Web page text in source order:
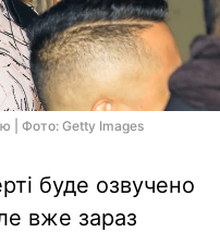
| Фото: Getty Images
буде озвучено
вже зараз